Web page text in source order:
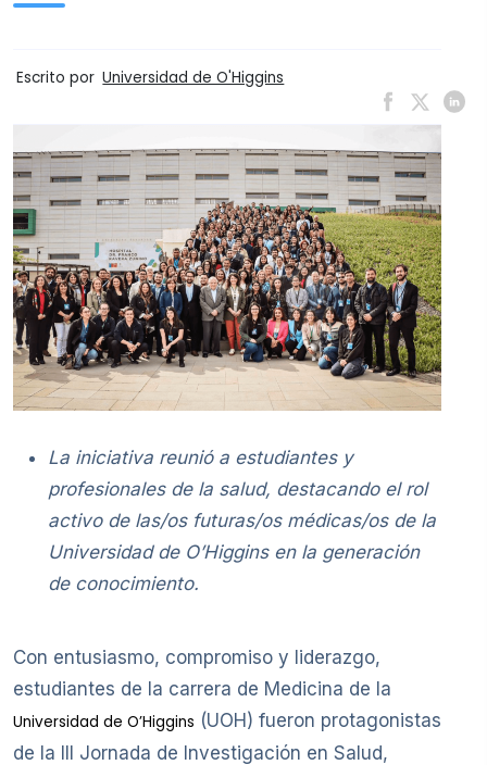
Escrito por Universidad de O'Higgins
La iniciativa reunió a estudiantes y
profesionales de la salud, destacando el rol
activo de las/os futuras/os médicas/os de la
Universidad de O’Higgins en la generación
de conocimiento.
Con entusiasmo, compromiso y liderazgo,
estudiantes de la carrera de Medicina de la
Universidad de O’Higgins (UOH) fueron protagonistas
de la III Jornada de Investigación en Salud,